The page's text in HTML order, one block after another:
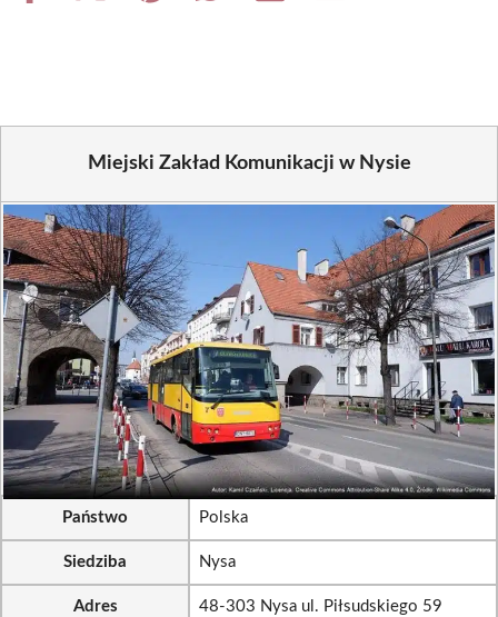
Miejski Zakład Komunikacji w Nysie
Państwo Polska
Siedziba Nysa
Adres 48-303 Nysa ul. Piłsudskiego 59